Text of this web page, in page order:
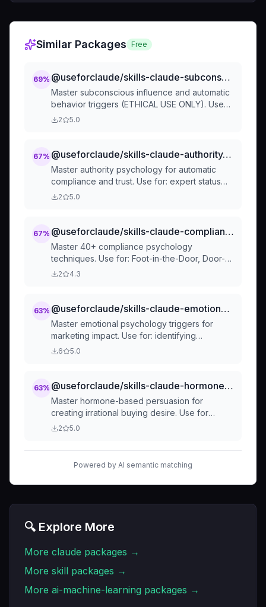
Similar Packages Free
69% @useforclaude/skills-claude-subconscious-triggers-skill
Master subconscious influence and automatic
behavior triggers (ETHICAL USE ONLY). Use
for: priming effects, implicit associations,
processing, and ethical persuasion
"จิตวิทยา", "พฤติกรรม", "จิตวิทยาผู้บริโภค",
"จิตวิทยาการตลาด", "ประสาท", "สมอง", "เคมี
สมอง", "ระบบประสาท", "neuromarketing",
2 5.0
67% @useforclaude/skills-claude-authority-positioning-skill
Master authority psychology for automatic
compliance and trust. Use for: expert status
building, credential strategies, media authority,
techniques, and crisis management. Also use
"สร้างอำนาจ", "ผู้เชี่ยวชาญ", "ความเป็นผู้นำ",
"สร้างภาพลักษณ์ผู้เชี่ยวชาญ", "คนเชื่อถือ", "มี
อำนาจ", "thought leader", "ผู้นำทางความคิด",
เชี่ยวชาญด้าน", "ครูบาอาจารย์".
2 5.0
67% @useforclaude/skills-claude-compliance-techniques-skill
Master 40+ compliance psychology
techniques. Use for: Foot-in-the-Door, Door-
in-the-Face, That's-Not-All, Low-Ball
Also use for Thai keywords "เทคนิคการ
the-Door", "Door-in-the-Face", "That's-Not-
All", "Low-Ball", "ขอแบบต่อเนื่อง", "กรอบการ
ขอ", "โน้มน้าวใจ", "ให้ตกลง", "ให้ซื้อ", "ให้ทำ
2 4.3
63% @useforclaude/skills-claude-emotional-triggers-skill
Master emotional psychology triggers for
marketing impact. Use for: identifying
emotional hot buttons, crafting emotionally
story arcs, empathy building, desire
(adrenaline, testosterone, phenylethylamine,
GABA), hormone stacking, scientific emotion
triggering, and ethical emotional persuasion in
keywords "อารมณ์", "ความรู้สึก", "กระตุ้น
อารมณ์", "เข้าถึงอารมณ์", "โดนใจ", "สะเทือน
ลีน", "จิตวิทยา", "อารมณ์ลูกค้า
6 5.0
63% @useforclaude/skills-claude-hormone-hijacking-skill
Master hormone-based persuasion for
creating irrational buying desire. Use for
hormone triggers, dopamine manipulation,
status, adrenaline excitement, multi-hormone
stacking, neuromarketing quantification,
buying psychology, sales psychology, high-
converting copywriting, irrational desire
ลีน", "สารเคมีสมอง", "ขาย", "copy", "เขียน
สั่น", "กลัวพลาด", "ต้องซื้อ", "neuromarketing",
"จิตวิทยาการขาย", "กระตุ้นความต้องการ", "ความ
ปรารถนา".
2 5.0
Powered by AI semantic matching
🔍 Explore More
More claude packages →
More skill packages →
More ai-machine-learning packages →